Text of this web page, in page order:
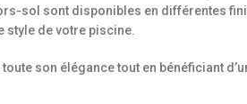
sol sont disponibles en différentes
style de votre piscine.
son élégance tout en bénéficiant